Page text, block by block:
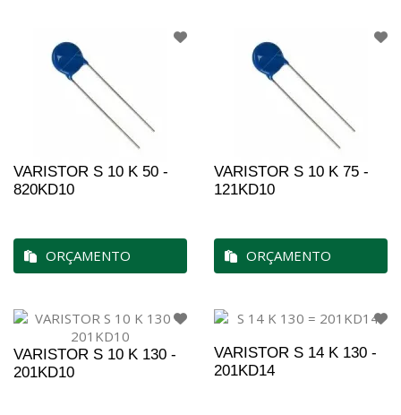
VARISTOR S 10 K 50 -
820KD10
ORÇAMENTO
VARISTOR S 10 K 75 -
121KD10
ORÇAMENTO
VARISTOR S 10 K 130 -
201KD10
VARISTOR S 14 K 130 -
201KD14